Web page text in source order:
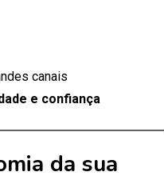
canais
e confiança
da sua